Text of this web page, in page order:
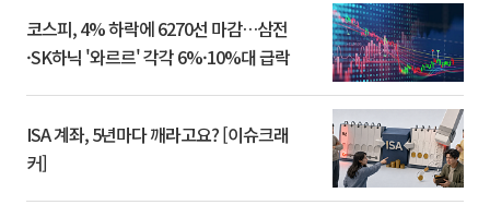
코스피, 4% 하락에 6270선 마감…삼전
·SK하닉 '와르르' 각각 6%·10%대 급락
ISA 계좌, 5년마다 깨라고요? [이슈크래
커]